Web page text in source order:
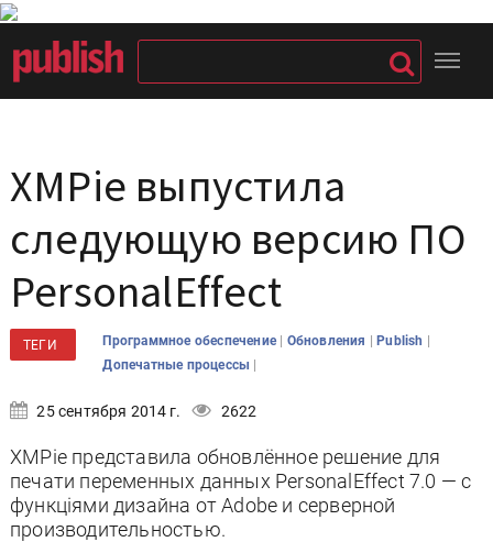
XMPie выпустила
следующую версию ПО
PersonalEffect
ТЕГИ Программное обеспечение | Обновления |Publish |
Допечатные процессы |
25 сентября 2014 г. 2622
XMPie представила обновлённое решение для
печати переменных данных PersonalEffect 7.0 — с
функціями дизайна от Adobe и серверной
производительностью.